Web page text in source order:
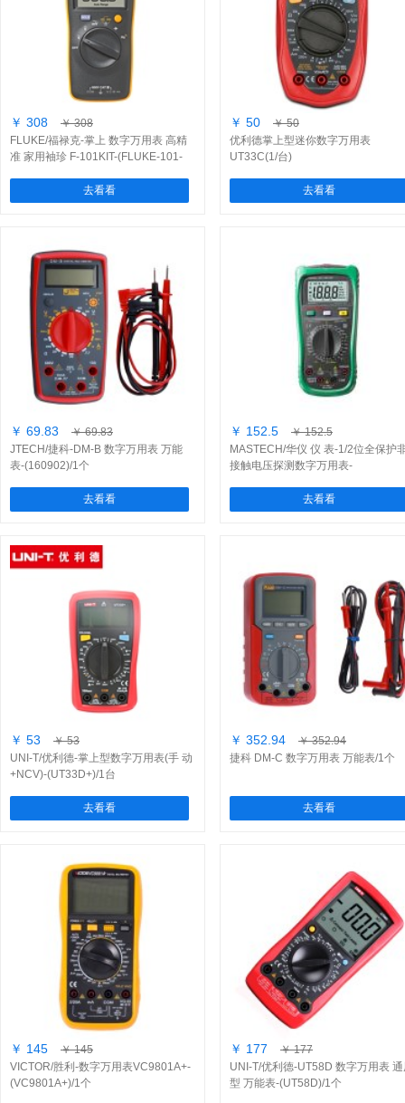
￥ 308
￥ 308
FLUKE/福禄克-掌上 数字万用表 高精
准 家用袖珍 F-101KIT-(FLUKE-101-
去看看
￥ 50
￥ 50
优利德掌上型迷你数字万用表
UT33C(1/台)
去看看
￥ 69.83
￥ 69.83
JTECH/捷科-DM-B 数字万用表 万能
表-(160902)/1个
去看看
￥ 152.5
￥ 152.5
MASTECH/华仪 仪 表-1/2位全保护
接触电压探测数字万用表-
去看看
￥ 53
￥ 53
UNI-T/优利德-掌上型数字万用表(手 动
+NCV)-(UT33D+)/1台
去看看
￥ 352.94
￥ 352.94
捷科 DM-C 数字万用表 万能表/1个
去看看
￥ 145
￥ 145
VICTOR/胜利-数字万用表VC9801A+-
(VC9801A+)/1个
￥ 177
￥ 177
UNI-T/优利德-UT58D 数字万用表
型 万能表-(UT58D)/1个